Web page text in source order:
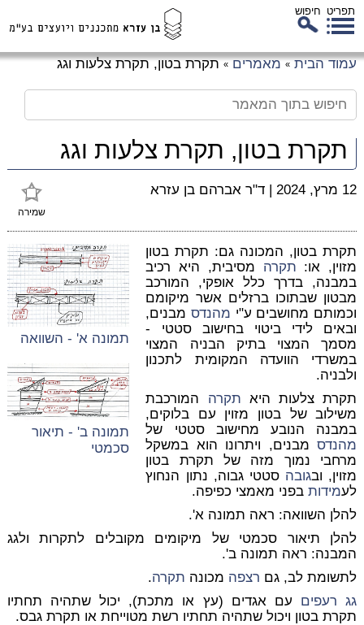
תפריט חיפוש
עמוד הבית » מאמרים » תקרת בטון, תקרת צלעות וגג
תקרת בטון, תקרת צלעות וגג
שמירה
12 מרץ, 2024 | ד"ר אברהם בן עזרא
תמונה א' - השוואה
תמונה ב' - תיאור
סכמטי
תקרת בטון, המכונה גם: תקרת בטון
מזוין, או: תקרה מסיבית, היא רכיב
במבנה, בדרך כלל אופקי, המורכב
מבטון שבתוכו ברזלים אשר מיקומם
וכמותם מחושבים ע"י מהנדסמבנים,
ובאים לידי ביטוי בחישוב סטטי -
מסמך המצוי בתיק הבניה המצוי
במשרדי הוועדה המקומית לתכנון
ולבניה.
תקרת צלעות היא תקרה המורכבת
משילוב של בטון מזוין עם בלוקים,
במבנה הנובע מחישוב סטטי של
מהנדסמבנים, ויתרונו הוא במשקל
מרחבי נמוך מזה של תקרת בטון
מזוין, ובגובה סטטי גבוה, נתון הנחוץ
לעמידותבפני מאמצי כפיפה.
להלן השוואה: ראה תמונה א'.
להלן תיאור סכמטי של מיקומים מקובלים לתקרות ולגג
המבנה: ראה תמונה ב'.
לתשומת לב, גם רצפה מכונה תקרה.
גג רעפים עם אגדים (עץ או מתכת), יכול שתהיה תחתיו
תקרת בטון ויכול שתהיה תחתיו רשת מטוייחת או תקרת גבס.